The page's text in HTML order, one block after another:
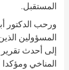
المستقبل.
ورحب الدكتور
المسؤولين
إلى أحدث تقرير
المناخي